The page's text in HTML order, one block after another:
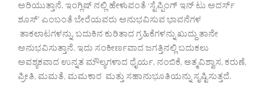
ಅರಿಯುತ್ತಾನೆ. ಇಂಗ್ಲಿಷ್ ನಲ್ಲಿ ಹೇಳುವಂತೆ ‘ಸ್ಟೆಪ್ಪಿಂಗ್ ಇನ್ ಟು ಅದರ್ಸ್
ಶೂಸ್’ ಎಂಬಂತೆ ಬೇರೆಯವರು ಅನುಭವಿಸುವ ಭಾವನೆಗಳ
ತಾಕಲಾಟಗಳನ್ನು, ಬದುಕಿನ ಕುರಿತಾದ ಗ್ರಹಿಕೆಗಳನ್ನು ಖುದ್ದು ತಾನೇ
ಅನುಭವಿಸುತ್ತಾನೆ. ಇದು ಸಂಕೀರ್ಣವಾದ ಜಗತ್ತಿನಲ್ಲಿ ಬದುಕಲು
ಅವಶ್ಯಕವಾದ ಉನ್ನತ ಮೌಲ್ಯಗಳಾದ ಧೈರ್ಯ, ನಂಬಿಕೆ, ಆತ್ಮವಿಶ್ವಾಸ, ಕರುಣೆ,
ಪ್ರೀತಿ, ಮಮತೆ, ಮಮಕಾರ ಮತ್ತು ಸಹಾನುಭೂತಿಯನ್ನು ಸೃಷ್ಟಿಸುತ್ತದೆ.